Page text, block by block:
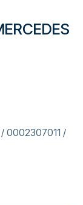
0002307011 /